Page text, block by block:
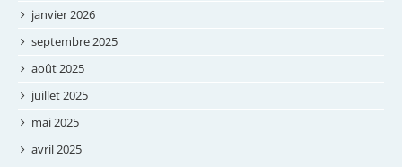
janvier 2026
septembre 2025
août 2025
juillet 2025
mai 2025
avril 2025